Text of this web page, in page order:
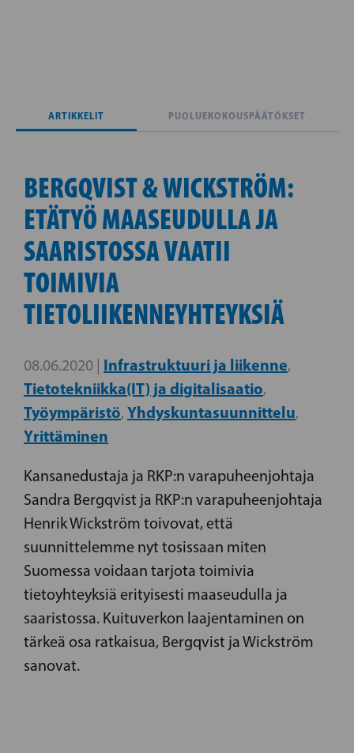
ARTIKKELIT PUOLUEKOKOUSPÄÄTÖKSET
BERGQVIST & WICKSTRÖM:
ETÄTYÖ MAASEUDULLA JA
SAARISTOSSA VAATII
TOIMIVIA
TIETOLIIKENNEYHTEYKSIÄ
08.06.2020 | Infrastruktuuri ja liikenne,
Tietotekniikka(IT) ja digitalisaatio,
Työympäristö, Yhdyskuntasuunnittelu,
Yrittäminen
Kansanedustaja ja RKP:n varapuheenjohtaja
Sandra Bergqvist ja RKP:n varapuheenjohtaja
Henrik Wickström toivovat, että
suunnittelemme nyt tosissaan miten
Suomessa voidaan tarjota toimivia
tietoyhteyksiä erityisesti maaseudulla ja
saaristossa. Kuituverkon laajentaminen on
tärkeä osa ratkaisua, Bergqvist ja Wickström
sanovat.